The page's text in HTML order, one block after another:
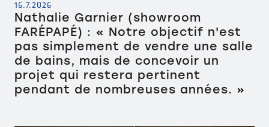
16.7.2026
Nathalie Garnier (showroom
FARÉPAPÉ) : « Notre objectif n'est
pas simplement de vendre une salle
de bains, mais de concevoir un
projet qui restera pertinent
pendant de nombreuses années. »